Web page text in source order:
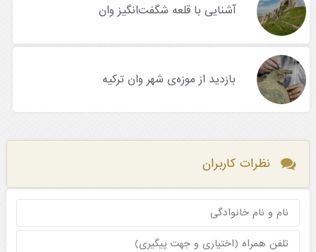
آشنایی با قلعه شگفت‌انگیز وان
بازدید از موزه‌ی شهر وان ترکیه
نظرات کاربران